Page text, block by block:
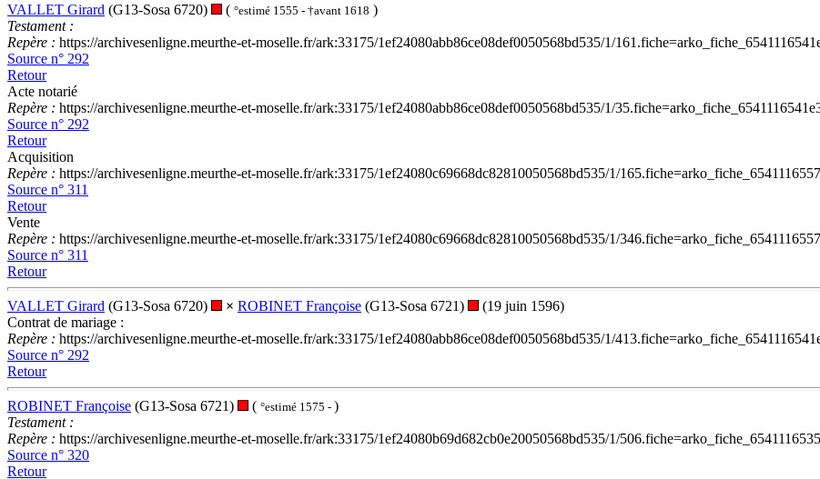
VALLET Girard (G13-Sosa 6720) ( °estimé 1555 - †avant 1618 )
Testament :
Repère : https://archivesenligne.meurthe-et-moselle.fr/ark:33175/1ef24080abb86ce08def0050568bd535/1/
Source n° 292
Retour
Acte notarié
Repère : https://archivesenligne.meurthe-et-moselle.fr/ark:33175/1ef24080abb86ce08def0050568bd535/1/
Source n° 292
Retour
Acquisition
Repère : https://archivesenligne.meurthe-et-moselle.fr/ark:33175/1ef24080c69668dc82810050568bd535/1/
Source n° 311
Retour
Vente
Repère : https://archivesenligne.meurthe-et-moselle.fr/ark:33175/1ef24080c69668dc82810050568bd535/1/
Source n° 311
Retour
VALLET Girard (G13-Sosa 6720) × ROBINET Françoise (G13-Sosa 6721)
(19 juin 1596)
Contrat de mariage :
Repère : https://archivesenligne.meurthe-et-moselle.fr/ark:33175/1ef24080abb86ce08def0050568bd535/1/
Source n° 292
Retour
ROBINET Françoise (G13-Sosa 6721) ( °estimé 1575 - )
Testament :
Repère : https://archivesenligne.meurthe-et-moselle.fr/ark:33175/1ef24080b69d682cb0e20050568bd535/1/
Source n° 320
Retour